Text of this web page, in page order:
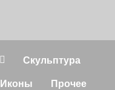
Скульптура
Иконы Прочее